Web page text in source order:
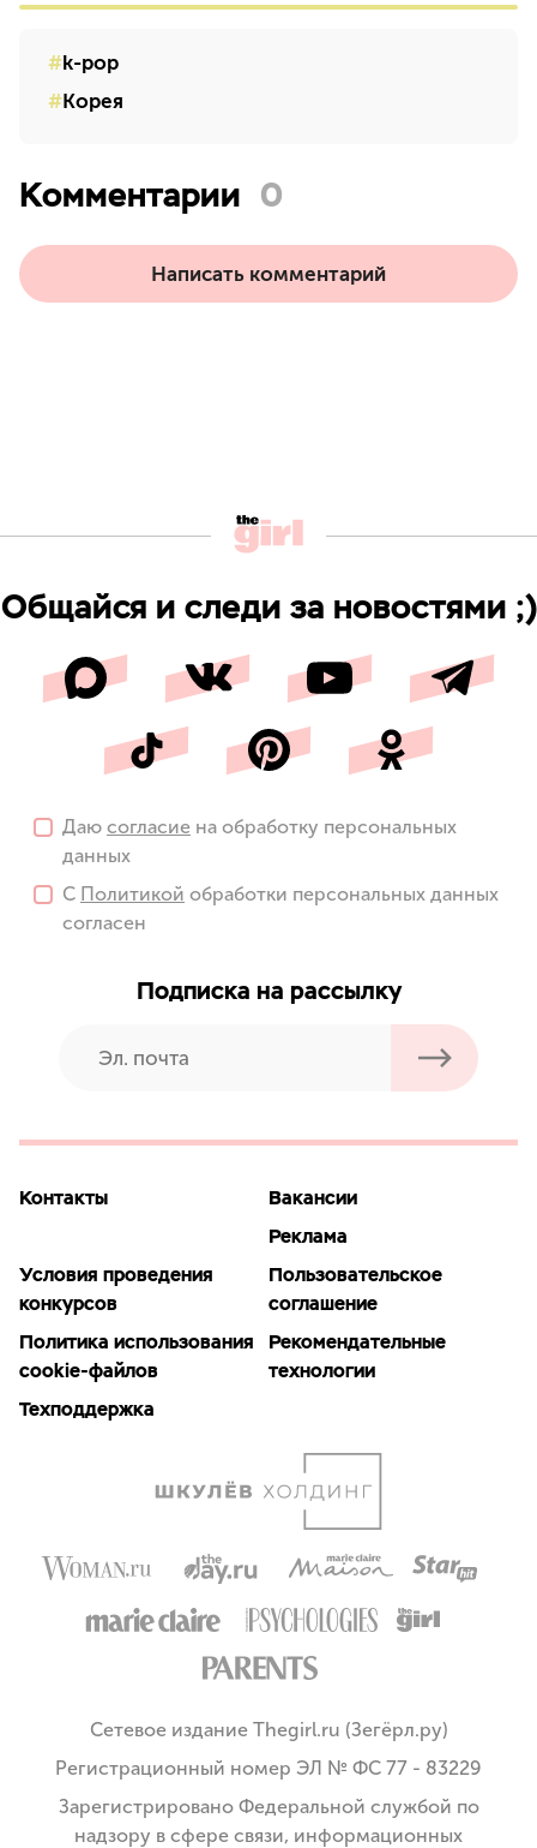
k-pop
Корея
Комментарии 0
Написать комментарий
Общайся и следи за новостями ;)
Даю согласие на обработку персональных
данных
С Политикой обработки персональных данных
согласен
Подписка на рассылку
Контакты
Вакансии
Реклама
Условия проведения
конкурсов
Пользовательское
соглашение
Политика использования
cookie-файлов
Рекомендательные
технологии
Техподдержка
Сетевое издание Thegirl.ru (Зегёрл.ру)
Регистрационный номер ЭЛ № ФС 77 - 83229
Зарегистрировано Федеральной службой по
надзору в сфере связи, информационных